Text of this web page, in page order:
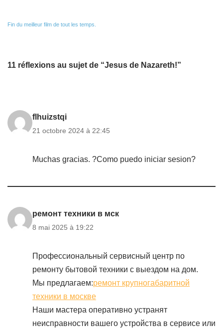
Fin du meilleur film de tout les temps.
11 réflexions au sujet de “Jesus de Nazareth!”
flhuizstqi
21 octobre 2024 à 22:45
Muchas gracias. ?Como puedo iniciar sesion?
ремонт техники в мск
8 mai 2025 à 19:22
Профессиональный сервисный центр по
ремонту бытовой техники с выездом на дом.
Мы предлагаем:ремонт крупногабаритной
техники в москве
Наши мастера оперативно устранят
неисправности вашего устройства в сервисе или